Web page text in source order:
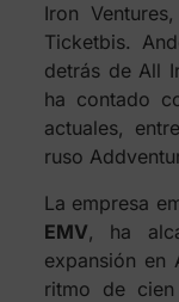
Iron
Ticketbis.
detrás de All
ha contado
actuales,
ruso
La empresa
EMV, ha
expansión en
ritmo de